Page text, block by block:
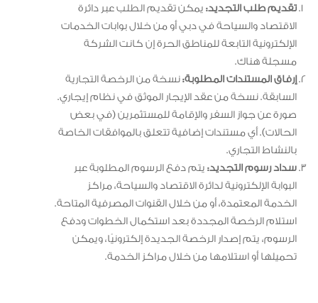
تقديم طلب التجديد: يمكن تقديم الطلب عبر دائرة
الاقتصاد والسياحة في دبي أو من خلال بوابات الخدمات
الإلكترونية التابعة للمناطق الحرة إن كانت الشركة
مسجلة هناك.
إرفاق المستندات المطلوبة:نسخة من الرخصة التجارية
السابقة. نسخة من عقد الإيجار الموثق في نظام إيجاري.
صورة عن جواز السفر والإقامة للمستثمرين (في بعض
الحالات). أي مستندات إضافية تتعلق بالموافقات الخاصة
بالنشاط التجاري.
سداد رسوم التجديد: يتم دفع الرسوم المطلوبة عبر
البوابة الإلكترونية لدائرة الاقتصاد والسياحة، مراكز
الخدمة المعتمدة، أو من خلال القنوات المصرفية المتاحة.
استلام الرخصة المجددة بعد استكمال الخطوات ودفع
الرسوم، يتم إصدار الرخصة الجديدة إلكترونيًا، ويمكن
تحميلها أو استلامها من خلال مراكز الخدمة.